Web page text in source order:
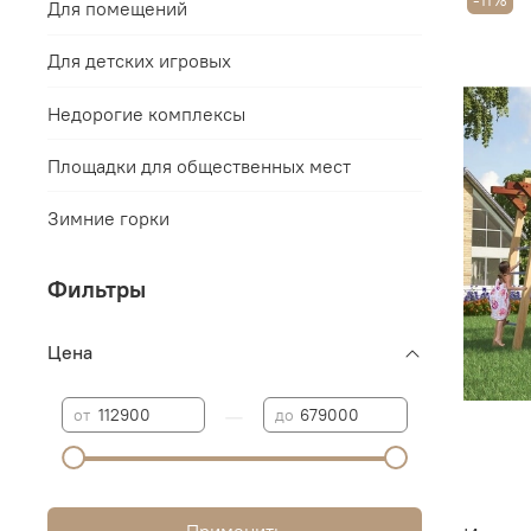
Для помещений
Для детских игровых
Недорогие комплексы
Площадки для общественных мест
Зимние горки
Фильтры
Цена
от до